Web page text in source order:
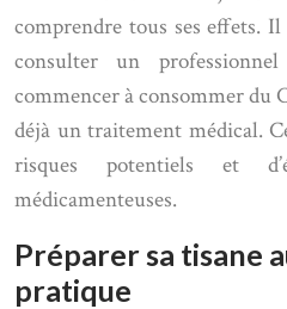
comprendre tous ses effets.
consulter un
commencer à consommer du
déjà un traitement médical.
risques potentiels et
médicamenteuses.
Préparer sa tisane
pratique